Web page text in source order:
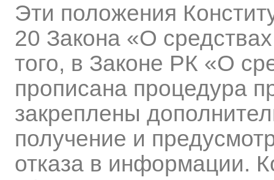
Эти положения
20 Закона «О
того, в Законе РК «О
прописана процедура
закреплены
получение и
отказа в информации.